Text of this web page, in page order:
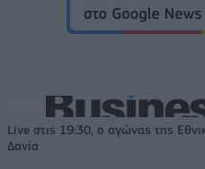
Live στις 19:30, ο αγώνας της
Δανία